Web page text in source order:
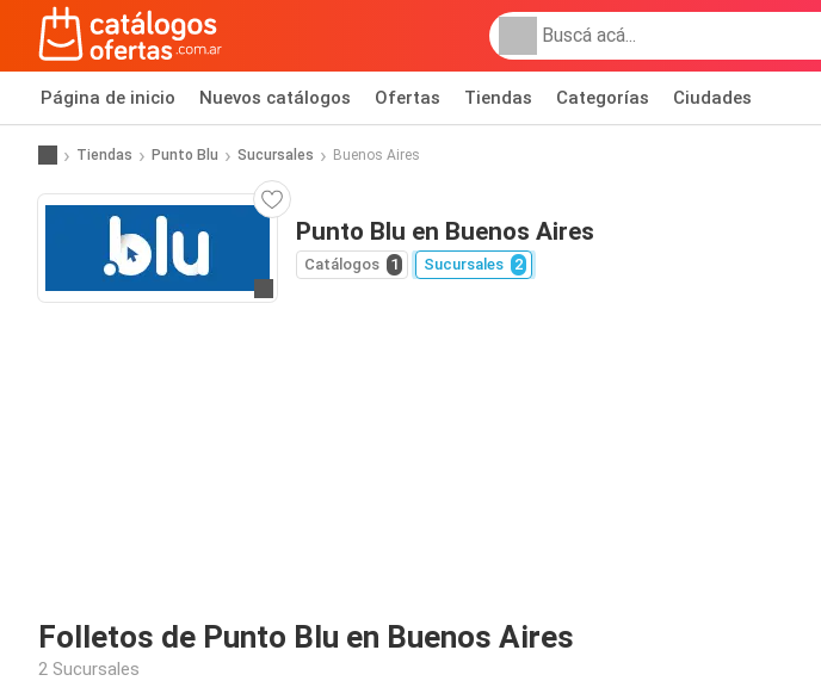
Página de inicio Nuevos catálogos Ofertas Tiendas Categorías Ciudades
Tiendas Punto Blu Sucursales Buenos Aires
Punto Blu en Buenos Aires
Catálogos 1 Sucursales 2
Folletos de Punto Blu en Buenos Aires
2 Sucursales